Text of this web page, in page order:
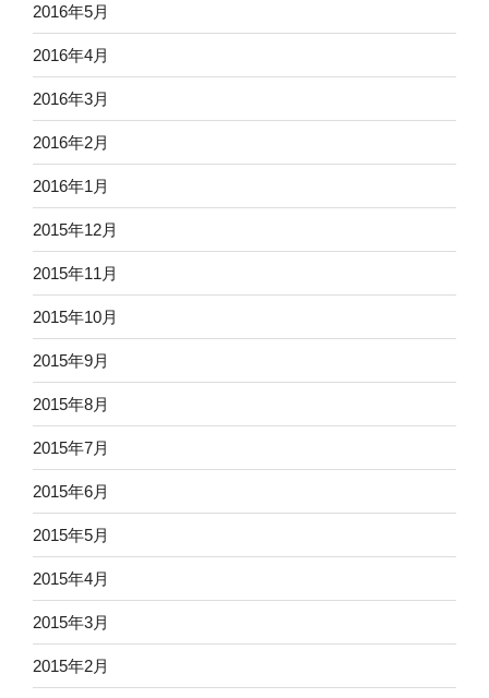
2016年5月
2016年4月
2016年3月
2016年2月
2016年1月
2015年12月
2015年11月
2015年10月
2015年9月
2015年8月
2015年7月
2015年6月
2015年5月
2015年4月
2015年3月
2015年2月